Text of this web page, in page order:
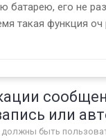
батарею, его не
такая функция оч
или
быть